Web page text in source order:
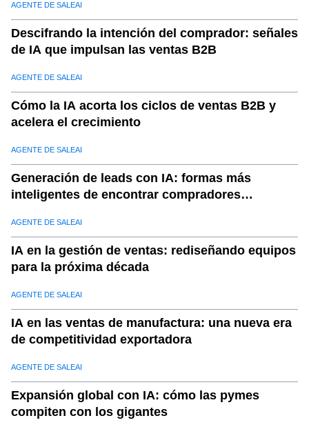
AGENTE DE SALEAI
Descifrando la intención del comprador: señales
de IA que impulsan las ventas B2B
AGENTE DE SALEAI
Cómo la IA acorta los ciclos de ventas B2B y
acelera el crecimiento
AGENTE DE SALEAI
Generación de leads con IA: formas más
inteligentes de encontrar compradores
AGENTE DE SALEAI
IA en la gestión de ventas: rediseñando equipos
para la próxima década
AGENTE DE SALEAI
IA en las ventas de manufactura: una nueva era
de competitividad exportadora
AGENTE DE SALEAI
Expansión global con IA: cómo las pymes
compiten con los gigantes